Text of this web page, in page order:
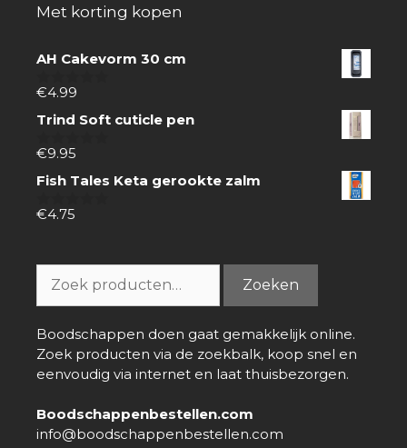
Met korting kopen
AH Cakevorm 30 cm
0
5
€4.99
Trind Soft cuticle pen
0
5
€9.95
Fish Tales Keta gerookte zalm
0
€4.75
naar:
Zoeken
Boodschappen doen gaat gemakkelijk online.
Zoek producten via de zoekbalk, koop snel en
eenvoudig via internet en laat thuisbezorgen.
Boodschappenbestellen.com
info@boodschappenbestellen.com